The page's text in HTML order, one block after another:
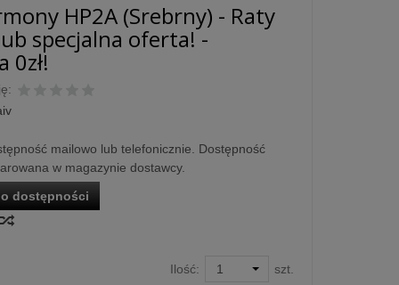
HP2A (Srebrny) - Raty
specjalna oferta! -
0zł!
mailowo lub telefonicznie. Dostępność
w magazynie dostawcy.
dostępności
Ilość: szt.